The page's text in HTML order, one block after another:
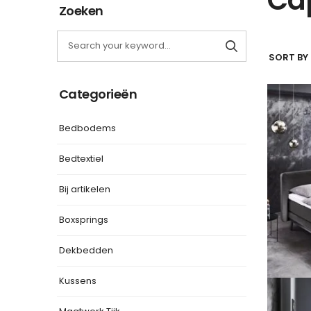
Zoeken
Categorieën
Bedbodems
Bedtextiel
Bij artikelen
Boxsprings
Dekbedden
Kussens
SORT BY